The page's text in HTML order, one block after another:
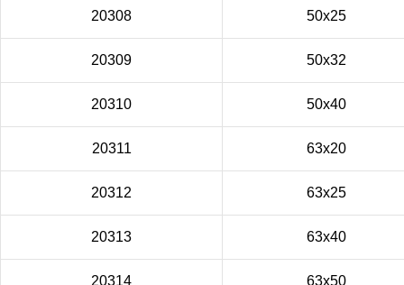
20308 50x25
20309 50x32
20310 50x40
20311 63x20
20312 63x25
20313 63x40
20314 63x50